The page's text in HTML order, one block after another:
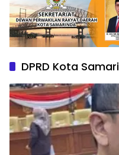
DPRD Kota